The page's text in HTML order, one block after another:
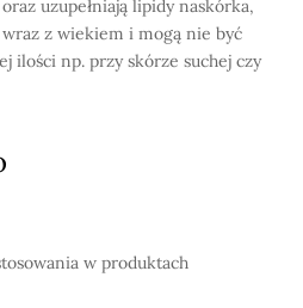
uzupełniają lipidy naskórka,
z wiekiem i mogą nie być
ilości np. przy skórze suchej czy
w produktach